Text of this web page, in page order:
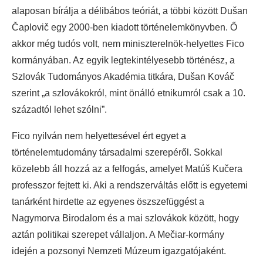
alaposan bírálja a délibábos teóriát, a többi között Dušan
Čaplovič egy 2000-ben kiadott történelemkönyvben. Ő
akkor még tudós volt, nem miniszterelnök-helyettes Fico
kormányában. Az egyik legtekintélyesebb történész, a
Szlovák Tudományos Akadémia titkára, Dušan Kováč
szerint „a szlovákokról, mint önálló etnikumról csak a 10.
századtól lehet szólni”.
Fico nyilván nem helyettesével ért egyet a
történelemtudomány társadalmi szerepéről. Sokkal
közelebb áll hozzá az a felfogás, amelyet Matúš Kučera
professzor fejtett ki. Aki a rendszerváltás előtt is egyetemi
tanárként hirdette az egyenes öszszefüggést a
Nagymorva Birodalom és a mai szlovákok között, hogy
aztán politikai szerepet vállaljon. A Mečiar-kormány
idején a pozsonyi Nemzeti Múzeum igazgatójaként.